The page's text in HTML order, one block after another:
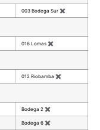
003 Bodega Sur ✖
016 Lomas ✖
012 Riobamba ✖
Bodega 2 ✖
Bodega 6 ✖